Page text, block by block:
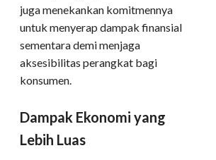
juga menekankan komitmennya
untuk menyerap dampak finansial
sementara demi menjaga
aksesibilitas perangkat bagi
konsumen.
Dampak Ekonomi yang
Lebih Luas